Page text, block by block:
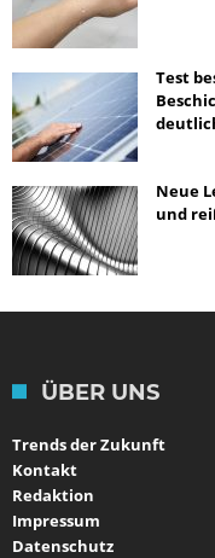
Test
Neue
und
ÜBER UNS
Trends der Zukunft
Kontakt
Redaktion
Impressum
Datenschutz